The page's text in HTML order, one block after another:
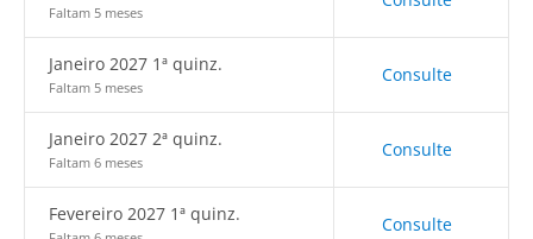
Faltam 5 meses
Janeiro 2027 1ª quinz.
Faltam 5 meses
Consulte
Janeiro 2027 2ª quinz.
Faltam 6 meses
Consulte
Fevereiro 2027 1ª quinz. Consulte